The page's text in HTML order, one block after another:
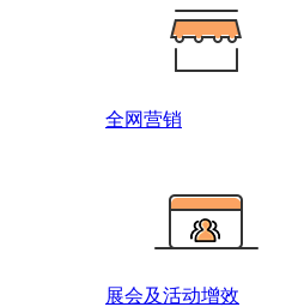
全网营销
展会及活动增效